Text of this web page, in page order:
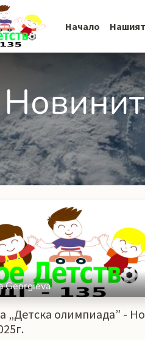
Начало
Georgieva
„Детска олимпиада” -